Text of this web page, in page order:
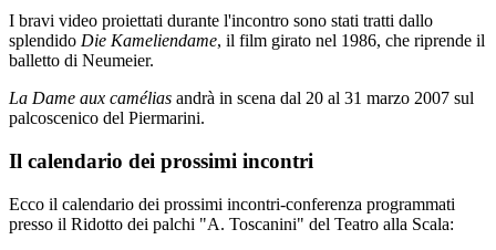
I bravi video proiettati durante l'incontro sono stati tratti dallo
splendido Die Kameliendame, il film girato nel 1986, che riprende il
balletto di Neumeier.
La Dame aux camélias andrà in scena dal 20 al 31 marzo 2007 sul
palcoscenico del Piermarini.
Il calendario dei prossimi incontri
Ecco il calendario dei prossimi incontri-conferenza programmati
presso il Ridotto dei palchi "A. Toscanini" del Teatro alla Scala: